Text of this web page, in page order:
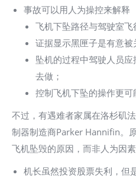
事故可以用人为操控来解释
飞机下坠路径与驾驶室飞
证据显示黑匣子是有意被
坠机的过程中驾驶人员
去做；
控制飞机下坠的操作更可
不过，有遇难者家属在洛杉矶
制器制造商Parker Hannifin。
飞机坠毁的原因，而非人为因
机长虽然投资股票失利，但